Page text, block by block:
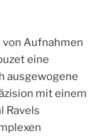
von Aufnahmen
eine
ausgewogene
mit einem
Ravels